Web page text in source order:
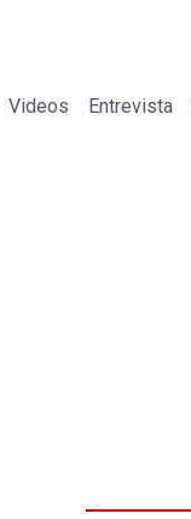
Videos Entrevista